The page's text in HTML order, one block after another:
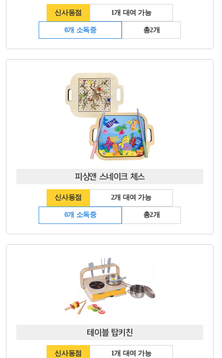
신사동점 1개 대여 가능
0개 소독중 총2개
피싱앤 스네이크 체스
신사동점 2개 대여 가능
0개 소독중 총2개
테이블 탑키친
신사동점 1개 대여 가능